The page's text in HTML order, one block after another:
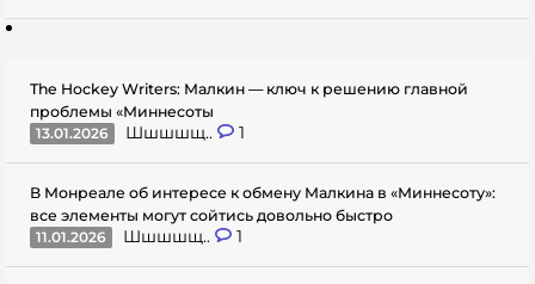
The Hockey Writers: Малкин — ключ к решению главной
проблемы «Миннесоты
13.01.2026
Шшшшщ.. 1
В Монреале об интересе к обмену Малкина в «Миннесоту»:
все элементы могут сойтись довольно быстро
11.01.2026
Шшшшщ.. 1